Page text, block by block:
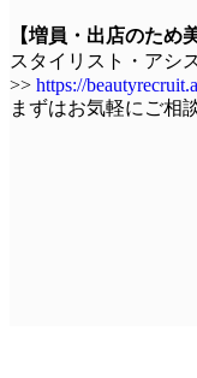
【増員・出店のため
スタイリスト・アシ
>> https://
まずはお気軽にご相